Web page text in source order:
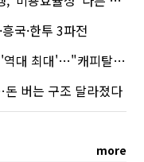
국·한투 3파전
캐피탈, 자산 1조원 이상"
버는 구조 달라졌다
more